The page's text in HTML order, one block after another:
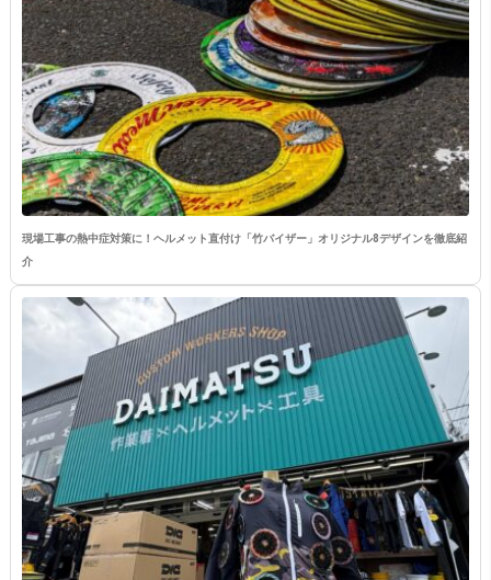
現場工事の熱中症対策に！ヘルメット直付け「竹バイザー」オリジナル8デザインを徹底紹
介